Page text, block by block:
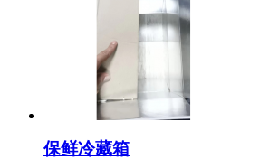
保鲜冷藏箱